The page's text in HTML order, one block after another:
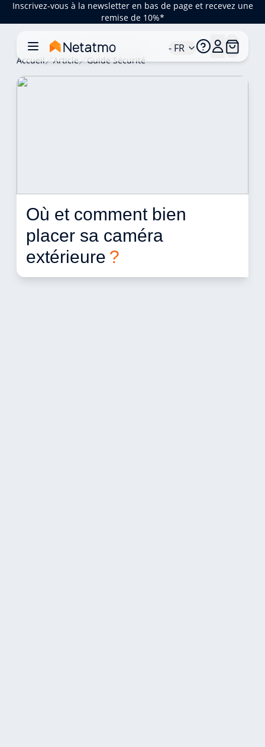
Inscrivez-vous à la newsletter en bas de page et recevez une
remise de 10%*
- FR
Accueil Article Guide Sécurité
Où et comment bien
placer sa caméra
extérieure ?